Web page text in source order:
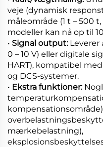
veje (dynamisk
måleområde (1 t – 500
modeller kan nå op til
• Signal output: Leverer
0 – 10 V) eller digitale
HART), kompatibel
og DCS-systemer.
• Ekstra funktioner:
mærkebelastning),